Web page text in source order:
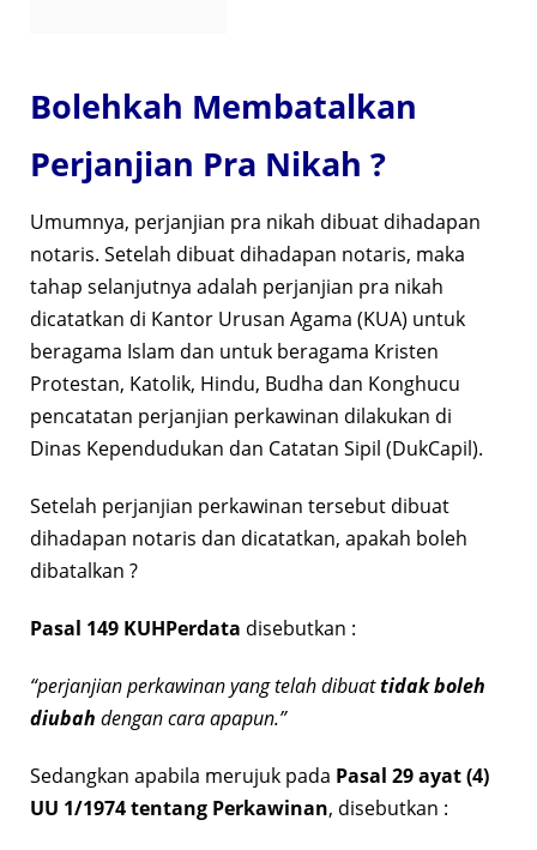
Bolehkah Membatalkan
Perjanjian Pra Nikah ?
Umumnya, perjanjian pra nikah dibuat dihadapan
notaris. Setelah dibuat dihadapan notaris, maka
tahap selanjutnya adalah perjanjian pra nikah
dicatatkan di Kantor Urusan Agama (KUA) untuk
beragama Islam dan untuk beragama Kristen
Protestan, Katolik, Hindu, Budha dan Konghucu
pencatatan perjanjian perkawinan dilakukan di
Dinas Kependudukan dan Catatan Sipil (DukCapil).
Setelah perjanjian perkawinan tersebut dibuat
dihadapan notaris dan dicatatkan, apakah boleh
dibatalkan ?
Pasal 149 KUHPerdata disebutkan :
“perjanjian perkawinan yang telah dibuattidak boleh
diubah dengan cara apapun.”
Sedangkan apabila merujuk pada Pasal 29 ayat (4)
UU 1/1974 tentang Perkawinan, disebutkan :